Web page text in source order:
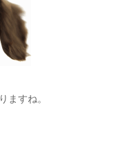
ますね。